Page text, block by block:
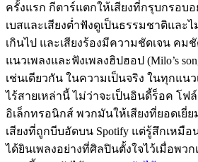
ครั้งแรก กีตาร์แตกให้เสียงที่กรุบกรอบ
เบสและเสียงต่ำฟังดูเป็นธรรมชาติและ
เกินไป และเสียงร้องมีความชัดเจน คม
แนวเพลงและฟังเพลงฮิปฮอป (Milo’s
เช่นเดียวกัน ในความเป็นจริง ในทุกแน
ไร้สายเหล่านี้ ไม่ว่าจะเป็นอินดี้ร็อค โฟ
อิเล็กทรอนิกส์ พวกมันให้เสียงที่ยอดเยี่
เสียงที่ถูกบีบอัดบน Spotify แต่รู้สึกเหมือ
ได้ยินเพลงอย่างที่ศิลปินตั้งใจไว้เมื่อพวก